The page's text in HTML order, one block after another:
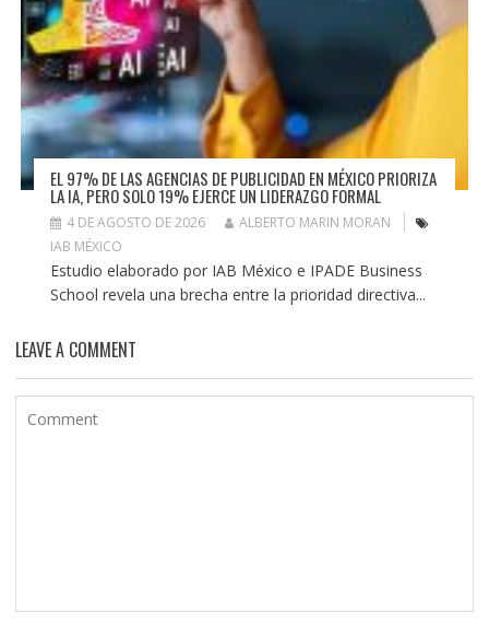
EL 97% DE LAS AGENCIAS DE PUBLICIDAD EN MÉXICO PRIORIZA
LA IA, PERO SOLO 19% EJERCE UN LIDERAZGO FORMAL
4 DE AGOSTO DE 2026
ALBERTO MARIN MORAN
IAB MÉXICO
Estudio elaborado por IAB México e IPADE Business
School revela una brecha entre la prioridad directiva...
LEAVE A COMMENT